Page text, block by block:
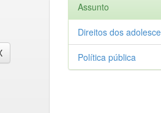
Assunto
Direitos dos
Política pública